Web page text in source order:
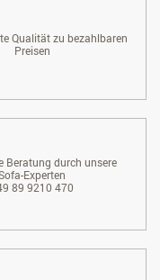
Qualität zu bezahlbaren
Preisen
Beratung durch unsere
Experten
89 9210 470